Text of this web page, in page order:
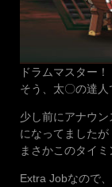
ドラムマスター！
そう、太〇の達人
少し前にアナウ
になってましたが
まさかこのタイ
Extra Jobなので